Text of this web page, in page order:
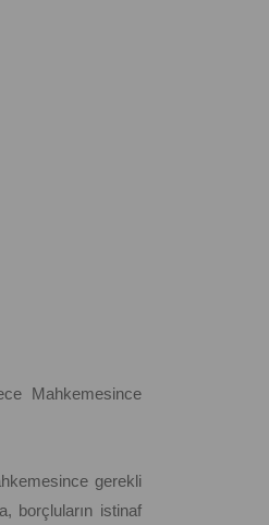
Mahkemesince
gerekli
borçluların istinaf